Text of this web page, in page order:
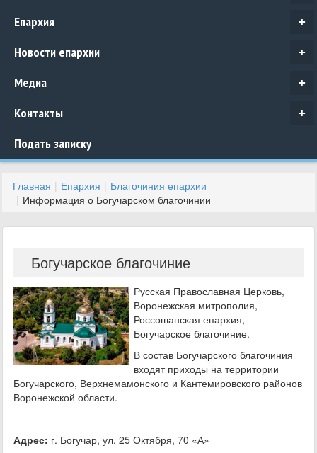
+
Епархия
+
Новости епархии
+
Медиа
+
Контакты
Подать записку
Главная Епархия
Благочиния епархии
Информация о Богучарском благочинии
Богучарское благочиние
Русская Православная Церковь,
Воронежская митрополия,
Россошанская епархия,
Богучарское благочиние.
В состав Богучарского благочиния
входят приходы на территории
Богучарского, Верхнемамонского и Кантемировского районов
Воронежской области.
Адрес: г. Богучар, ул. 25 Октября, 70 «А»